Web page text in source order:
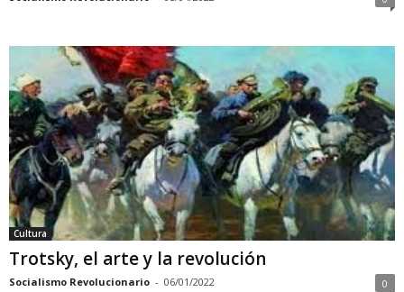
Cultura
Trotsky, el arte y la revolución
Socialismo Revolucionario - 06/01/2022 0